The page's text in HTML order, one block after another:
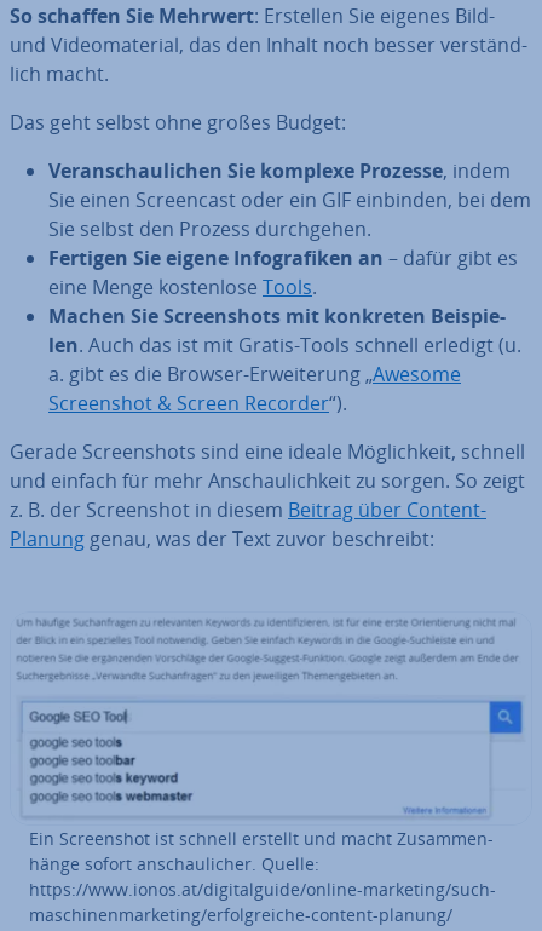
So schaffen Sie Mehrwert: Erstellen Sie eigenes Bild-
und Vi­deo­ma­te­ri­al, das den Inhalt noch besser ver­ständ­
lich macht.
Das geht selbst ohne großes Budget:
Ver­an­schau­li­chen Sie komplexe Prozesse, indem
Sie einen Screen­cast oder ein GIF einbinden, bei dem
Sie selbst den Prozess durch­ge­hen.
Fertigen Sie eigene In­fo­gra­fi­ken an – dafür gibt es
eine Menge kos­ten­lo­se Tools.
Machen Sie Screen­shots mit konkreten Bei­spie­
len. Auch das ist mit Gratis-Tools schnell erledigt (u.
a. gibt es die Browser-Er­wei­te­rung „Awesome
Screen­shot & Screen Recorder“).
Gerade Screen­shots sind eine ideale Mög­lich­keit, schnell
und einfach für mehr An­schau­lich­keit zu sorgen. So zeigt
z. B. der Screen­shot in diesem Beitrag über Content-
Planung genau, was der Text zuvor be­schreibt:
Ein Screen­shot ist schnell erstellt und macht Zu­sam­men­
hän­ge sofort an­schau­li­cher. Quelle:
https://www.ionos.at/di­gi­tal­gui­de/online-marketing/such­
ma­schi­nen­mar­ke­ting/er­folg­rei­che-content-planung/